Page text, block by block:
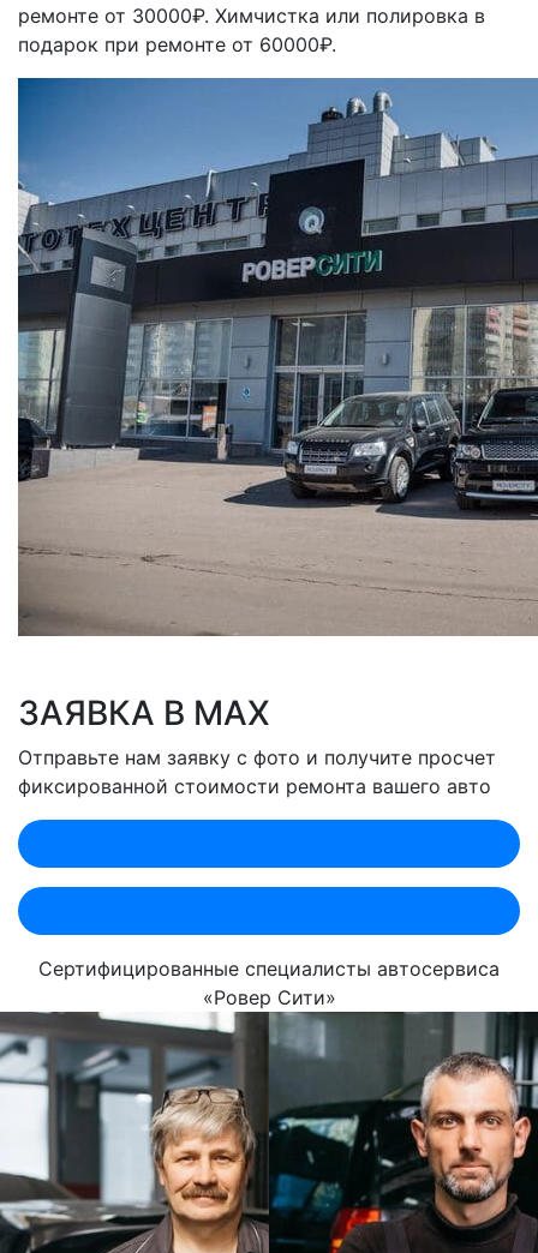
ремонте от 30000₽. Химчистка или полировка в
подарок при ремонте от 60000₽.
ЗАЯВКА В MAX
Отправьте нам заявку с фото и получите просчет
фиксированной стоимости ремонта вашего авто
Сертифицированные специалисты автосервиса
«Ровер Сити»